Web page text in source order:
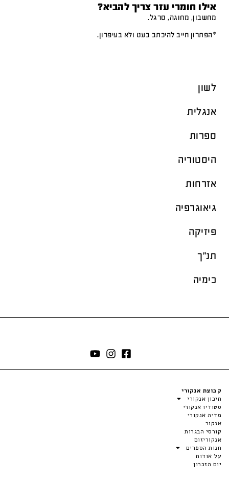
אילו חומרי עזר צריך להביא?
מחשבון, מחוגה, סרגל.
*הפתרון חייב להיכתב בעט ולא בעיפרון.
לשון
אנגלית
ספרות
היסטוריה
אזרחות
גיאוגרפיה
פיזיקה
תנ"ך
כימיה
קבוצת אנקורי
תיכון אנקורי
סטודיו אנקורי
מדיה אנקורי
אנקור
קורסי הבגרות
אנקוריזום
חנות הספרים
על אודות
יום הזכרון